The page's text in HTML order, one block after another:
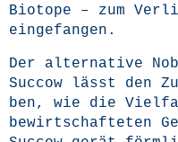
Bio­to­pe – zum
eingefangen.
Der alter­na­ti­ve
Suc­cow lässt den
ben, wie die
bewirt­schaf­te­ten